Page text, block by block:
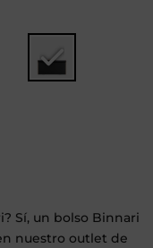
Sí, un bolso Binnari
nuestro outlet de